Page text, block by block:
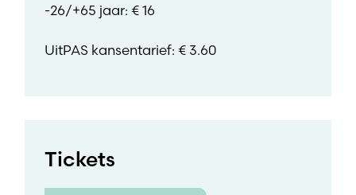
-26/+65 jaar: € 16
UitPAS kansentarief: € 3.60
Tickets